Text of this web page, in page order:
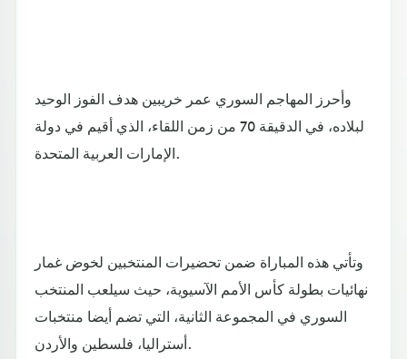
وأحرز المهاجم السوري عمر خريبين هدف الفوز الوحيد
لبلاده، في الدقيقة 70 من زمن اللقاء، الذي أقيم في دولة
الإمارات العربية المتحدة.
وتأتي هذه المباراة ضمن تحضيرات المنتخبين لخوض غمار
نهائيات بطولة كأس الأمم الآسيوية، حيث سيلعب المنتخب
السوري في المجموعة الثانية، التي تضم أيضا منتخبات
أستراليا، فلسطين والأردن.